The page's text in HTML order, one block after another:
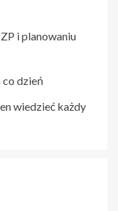
i planowaniu
co dzień
wiedzieć każdy